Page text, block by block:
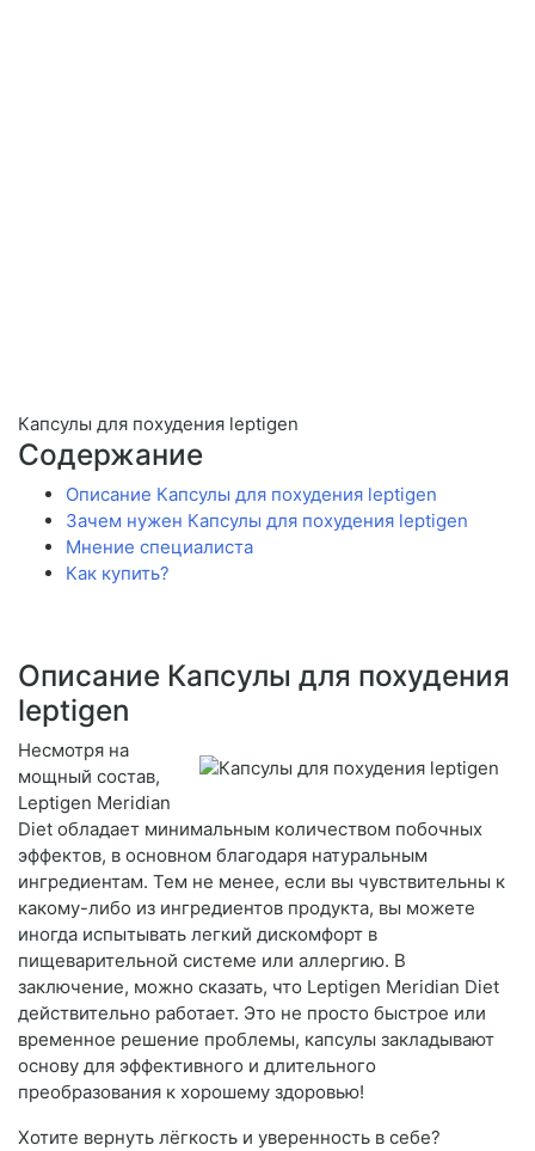
Капсулы для похудения leptigen
Содержание
Описание Капсулы для похудения leptigen
Зачем нужен Капсулы для похудения leptigen
Мнение специалиста
Как купить?
Описание Капсулы для похудения
leptigen
Несмотря на
мощный состав,
Leptigen Meridian
Diеt обладает минимальным количеством побочных
эффектов, в основном благодаря натуральным
ингредиентам. Тем не менее, если вы чувствительны к
какому-либо из ингредиентов продукта, вы можете
иногда испытывать легкий дискомфорт в
пищеварительной системе или аллергию. В
заключение, можно сказать, что Leptigen Meridian Diеt
действительно работает. Это не просто быстрое или
временное решение проблемы, капсулы закладывают
основу для эффективного и длительного
преобразования к хорошему здоровью!
Хотите вернуть лёгкость и уверенность в себе?